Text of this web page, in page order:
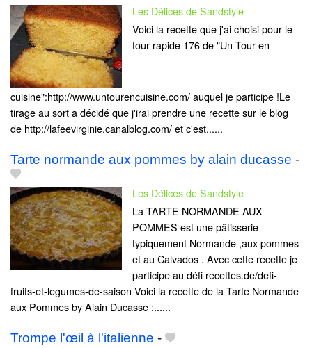
Les Délices de Sandstyle
Voici la recette que j'ai choisi pour le
tour rapide 176 de "Un Tour en
cuisine":http://www.untourencuisine.com/ auquel je participe !Le
tirage au sort a décidé que j'irai prendre une recette sur le blog
de http://lafeevirginie.canalblog.com/ et c'est......
Tarte normande aux pommes by alain ducasse -
Les Délices de Sandstyle
La TARTE NORMANDE AUX
POMMES est une pâtisserie
typiquement Normande ,aux pommes
et au Calvados . Avec cette recette je
participe au défi recettes.de/defi-
fruits-et-legumes-de-saison Voici la recette de la Tarte Normande
aux Pommes by Alain Ducasse :......
Trompe l'œil à l'italienne -